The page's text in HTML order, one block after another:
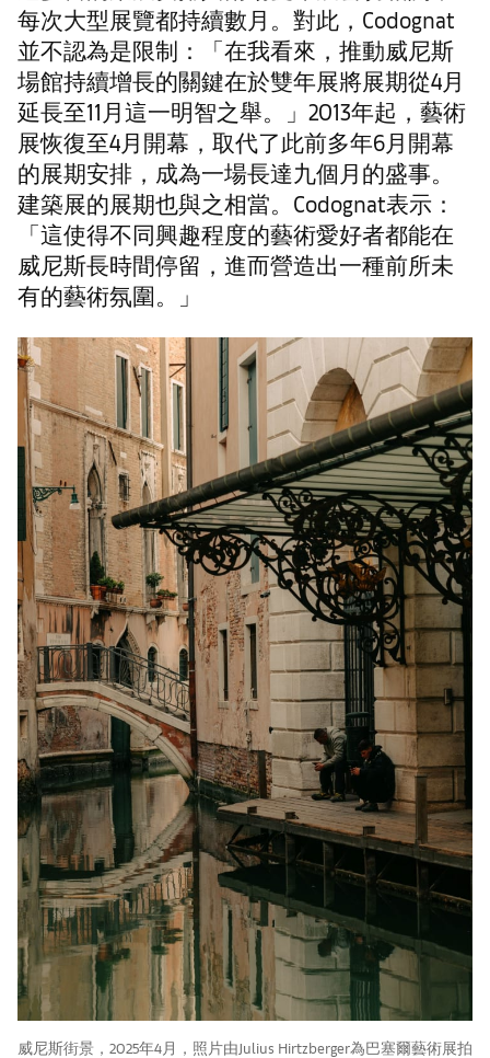
每次大型展覽都持續數月。對此，Codognat
並不認為是限制：「在我看來，推動威尼斯
場館持續增長的關鍵在於雙年展將展期從4月
延長至11月這一明智之舉。」2013年起，藝術
展恢復至4月開幕，取代了此前多年6月開幕
的展期安排，成為一場長達九個月的盛事。
建築展的展期也與之相當。Codognat表示：
「這使得不同興趣程度的藝術愛好者都能在
威尼斯長時間停留，進而營造出一種前所未
有的藝術氛圍。」
威尼斯街景，2025年4月，照片由Julius Hirtzberger為巴塞爾藝術展拍